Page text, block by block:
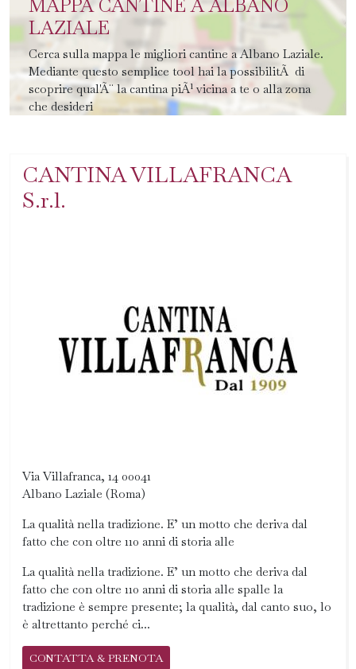
MAPPA CANTINE A ALBANO
LAZIALE
Cerca sulla mappa le migliori cantine a Albano Laziale.
Mediante questo semplice tool hai la possibilitÃ di
scoprire qual'Ã¨ la cantina piÃ¹ vicina a te o alla zona
che desideri
CANTINA VILLAFRANCA
S.r.l.
Via Villafranca, 14 00041
Albano Laziale (Roma)
La qualità nella tradizione. E’ un motto che deriva dal
fatto che con oltre 110 anni di storia alle
La qualità nella tradizione. E’ un motto che deriva dal
fatto che con oltre 110 anni di storia alle spalle la
tradizione è sempre presente; la qualità, dal canto suo, lo
è altrettanto perché ci...
CONTATTA & PRENOTA